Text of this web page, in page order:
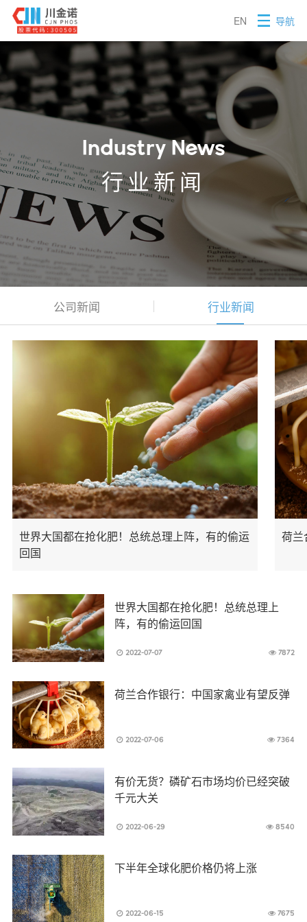
EN 导航
Industry News
行业新闻
公司新闻 行业新闻
世界大国都在抢化肥！总统总理上阵，有的偷运
回国
荷兰
世界大国都在抢化肥！总统总理上
阵，有的偷运回国
2022-07-07 7872
荷兰合作银行：中国家禽业有望反弹
2022-07-06 7364
有价无货？磷矿石市场均价已经突破
千元大关
2022-06-29 8540
下半年全球化肥价格仍将上涨
2022-06-15 7675